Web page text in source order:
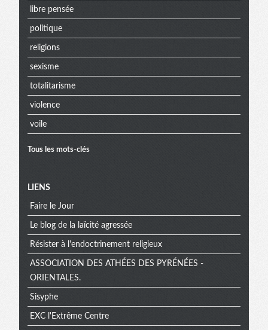
libre pensée
politique
religions
sexisme
totalitarisme
violence
voile
Tous les mots-clés
Menu
extra
LIENS
Faire le Jour
Le blog de la laïcité agressée
Résister à l'endoctrinement religieux
ASSOCIATION DES ATHÉES DES PYRÉNÉES -
ORIENTALES.
Sisyphe
EXC l'Extrême Centre